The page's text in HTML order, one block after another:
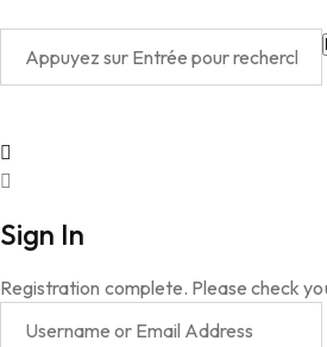
Sign In
Registration complete. Please check